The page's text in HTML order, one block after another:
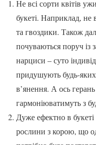
Не всі сорти квітів
букеті. Наприклад, не
та гвоздики. Також
почуваються поруч із
нарциси – суто
придушують будь-яких
в’янення. А ось герань
гармоніюватимуть з
Дуже ефектно в букеті
рослини з корою, що